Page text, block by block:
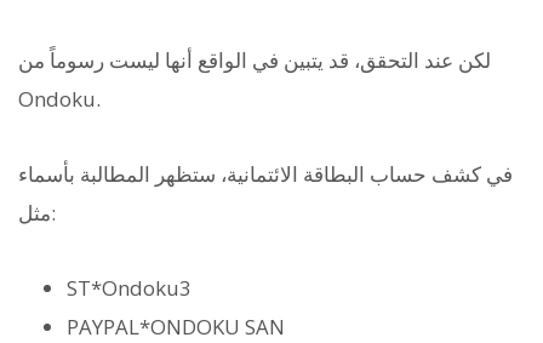
لكن عند التحقق، قد يتبين في الواقع أنها ليست رسوماً من
Ondoku.
في كشف حساب البطاقة الائتمانية، ستظهر المطالبة بأسماء
مثل:
ST*Ondoku3
PAYPAL*ONDOKU SAN